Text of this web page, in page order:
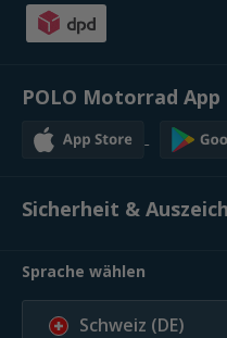
POLO Motorrad App
Sicherheit &
Sprache wählen
Schweiz (DE)